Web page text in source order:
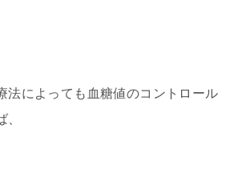
法によっても血糖値のコントロール